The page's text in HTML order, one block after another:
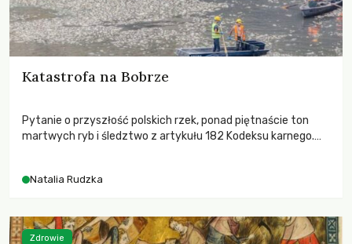
Katastrofa na Bobrze
Pytanie o przyszłość polskich rzek, ponad piętnaście ton
martwych ryb i śledztwo z artykułu 182 Kodeksu karnego.
zdarzeń prowadzących do biologicznej śmierci rzeki.
Natalia Rudzka
Zdrowie